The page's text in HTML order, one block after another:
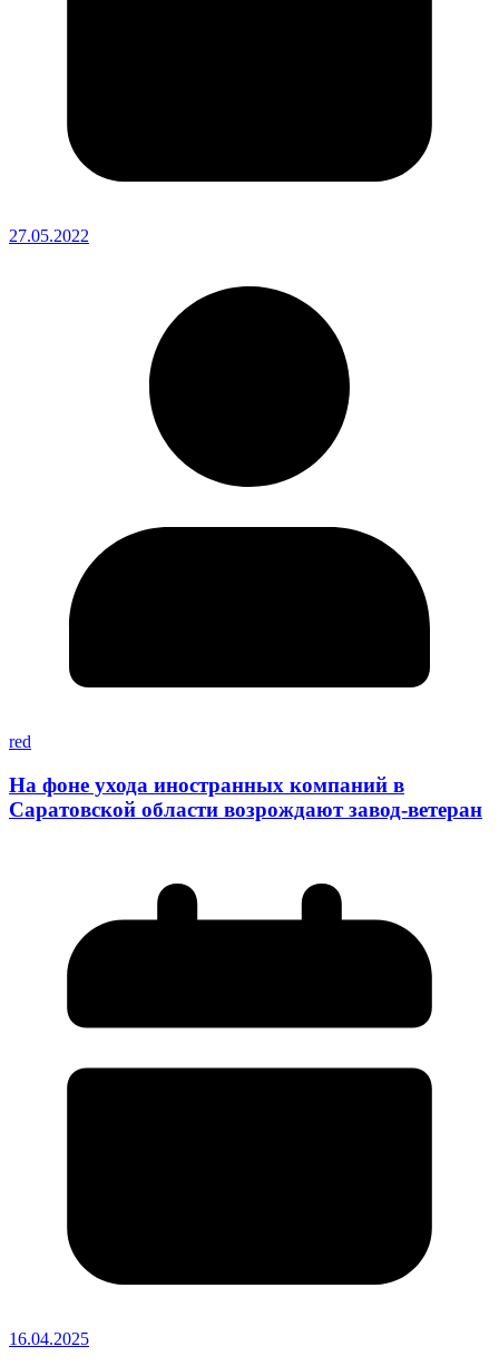
27.05.2022
red
На фоне ухода иностранных компаний в
Саратовской области возрождают завод-ветеран
16.04.2025